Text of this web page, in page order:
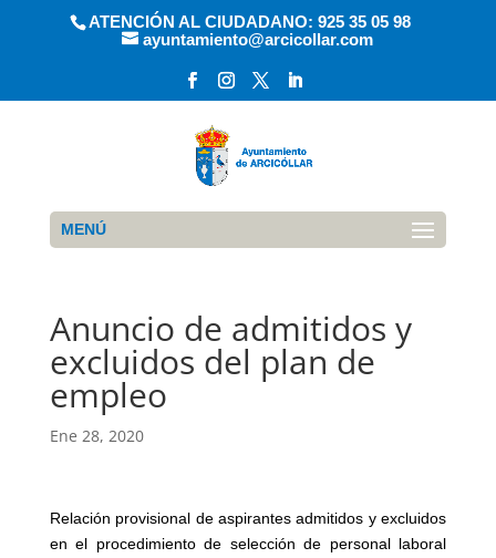
ATENCIÓN AL CIUDADANO: 925 35 05 98
ayuntamiento@arcicollar.com
MENÚ
Anuncio de admitidos y
excluidos del plan de
empleo
Ene 28, 2020
Relación provisional de aspirantes admitidos y excluidos
en el procedimiento de selección de personal laboral